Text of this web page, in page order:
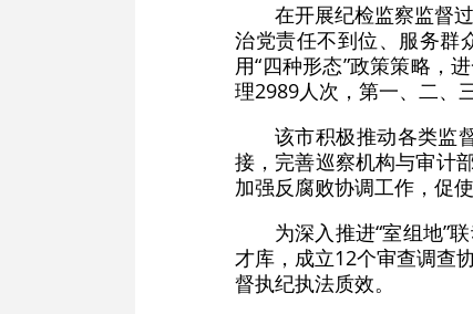
在开展纪检监察监督
治党责任不到位、服务群
用“四种形态”政策策略，
理2989人次，第一、二、
该市积极推动各类监
接，完善巡察机构与审计
加强反腐败协调工作，促
为深入推进“室组地”
才库，成立12个审查调查
督执纪执法质效。